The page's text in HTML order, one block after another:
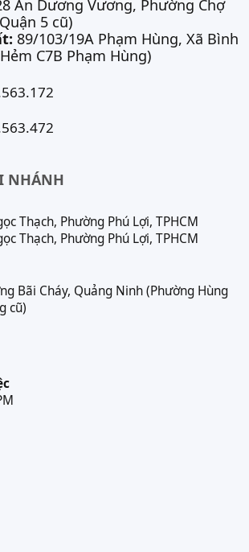
An Dương Vương, Phường Chợ
5 cũ)
89/103/19A Phạm Hùng, Xã Bình
C7B Phạm Hùng)
NHÁNH
Thạch, Phường Phú Lợi, TPHCM
Thạch, Phường Phú Lợi, TPHCM
Bãi Cháy, Quảng Ninh (Phường Hùng
cũ)